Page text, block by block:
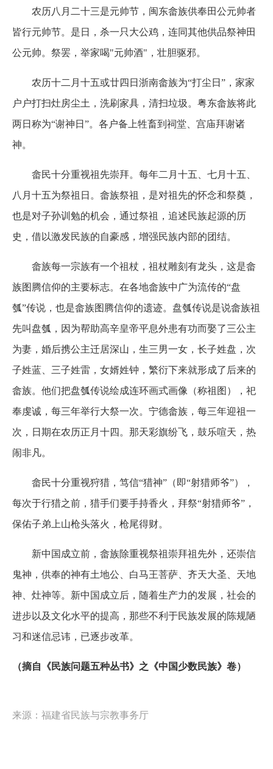
农历八月二十三是元帅节，闽东畲族供奉田公元帅者
皆行元帅节。是日，杀一只大公鸡，连同其他供品祭神田
公元帅。祭罢，举家喝"元帅酒" ，壮胆驱邪。
农历十二月十五或廿四日浙南畲族为“打尘日”，家家
户户打扫灶房尘土，洗刷家具，清扫垃圾。粤东畲族将此
两日称为“谢神日”。各户备上牲畜到祠堂、宫庙拜谢诸
神。
畲民十分重视祖先崇拜。每年二月十五、七月十五、
八月十五为祭祖日。畲族祭祖，是对祖先的怀念和祭奠，
也是对子孙训勉的机会，通过祭祖，追述民族起源的历
史，借以激发民族的自豪感，增强民族内部的团结。
畲族每一宗族有一个祖杖，祖杖雕刻有龙头，这是畲
族图腾信仰的主要标志。在各地畲族中广为流传的“盘
瓠”传说，也是畲族图腾信仰的遗迹。盘瓠传说是说畲族祖
先叫盘瓠，因为帮助高辛皇帝平息外患有功而娶了三公主
为妻，婚后携公主迁居深山，生三男一女，长子姓盘，次
子姓蓝、三子姓雷，女婿姓钟，繁衍下来就形成了后来的
畲族。他们把盘瓠传说绘成连环画式画像（称祖图），祀
奉虔诚，每三年举行大祭一次。宁德畲族，每三年迎祖一
次，日期在农历正月十四。那天彩旗纷飞，鼓乐喧天，热
闹非凡。
畲民十分重视狩猎，笃信“猎神”（即“射猎师爷”），
每次于行猎之前，猎手们要手持香火，拜祭“射猎师爷”，
保佑子弟上山枪头落火，枪尾得财。
新中国成立前，畲族除重视祭祖崇拜祖先外，还崇信
鬼神，供奉的神有土地公、白马王菩萨、齐天大圣、天地
神、灶神等。新中国成立后，随着生产力的发展，社会的
进步以及文化水平的提高，那些不利于民族发展的陈规陋
习和迷信忌讳，已逐步改革。
（摘自《民族问题五种丛书》之《中国少数民族》卷）
来源：福建省民族与宗教事务厅